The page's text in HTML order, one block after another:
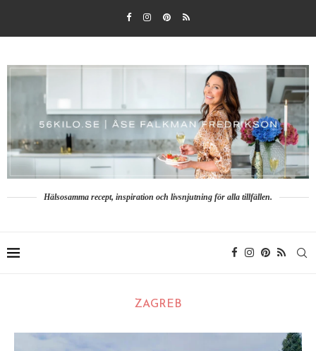
Hälsosamma recept, inspiration och livsnjutning för alla tillfällen.
ZAGREB